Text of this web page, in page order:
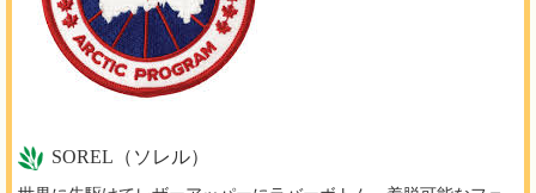
SOREL（ソレル）